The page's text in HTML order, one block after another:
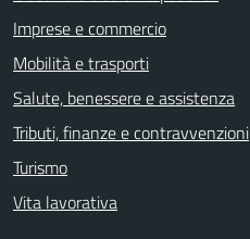
Imprese e commercio
Mobilità e trasporti
Salute, benessere e assistenza
Tributi, finanze e contravvenzioni
Turismo
Vita lavorativa